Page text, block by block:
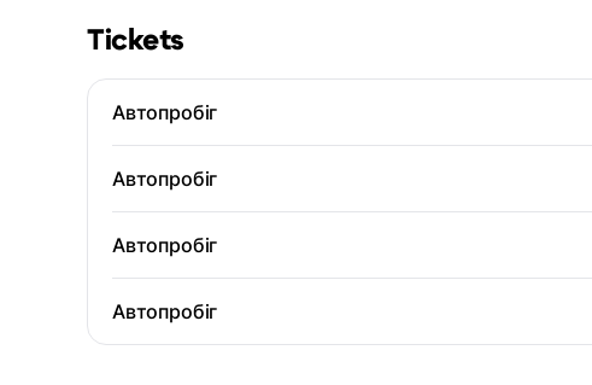
Tickets
Автопробіг
Автопробіг
Автопробіг
Автопробіг